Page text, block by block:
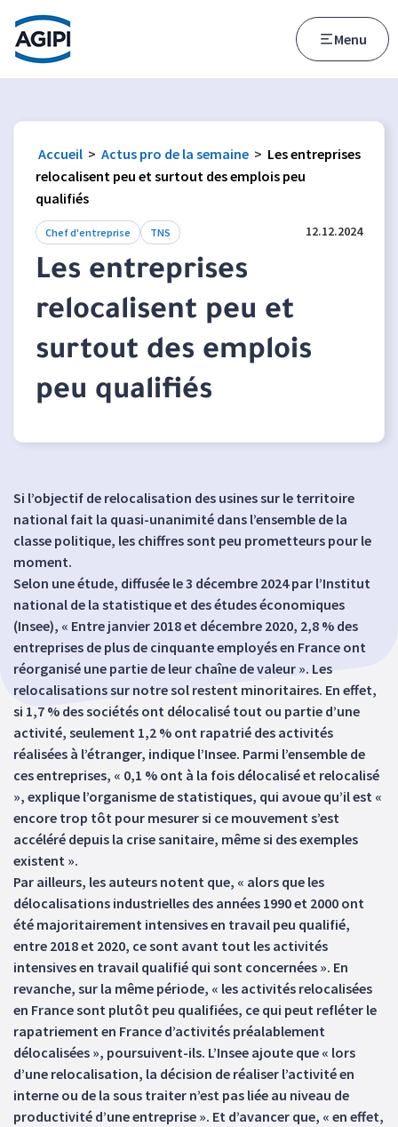
Accès au menu
Accès au contenu principal
Menu
Accueil > Actus pro de la semaine > Les entreprises
relocalisent peu et surtout des emplois peu
qualifiés
Chef d'entreprise TNS 12.12.2024
Les entreprises
relocalisent peu et
surtout des emplois
peu qualifiés
Si l’objectif de relocalisation des usines sur le territoire
national fait la quasi-unanimité dans l’ensemble de la
classe politique, les chiffres sont peu prometteurs pour le
moment.
Selon une étude, diffusée le 3 décembre 2024 par l’Institut
national de la statistique et des études économiques
(Insee), « Entre janvier 2018 et décembre 2020, 2,8 % des
entreprises de plus de cinquante employés en France ont
réorganisé une partie de leur chaîne de valeur ». Les
relocalisations sur notre sol restent minoritaires. En effet,
si 1,7 % des sociétés ont délocalisé tout ou partie d’une
activité, seulement 1,2 % ont rapatrié des activités
réalisées à l’étranger, indique l’Insee. Parmi l’ensemble de
ces entreprises, « 0,1 % ont à la fois délocalisé et relocalisé
», explique l’organisme de statistiques, qui avoue qu’il est «
encore trop tôt pour mesurer si ce mouvement s’est
accéléré depuis la crise sanitaire, même si des exemples
existent ».
Par ailleurs, les auteurs notent que, « alors que les
délocalisations industrielles des années 1990 et 2000 ont
été majoritairement intensives en travail peu qualifié,
entre 2018 et 2020, ce sont avant tout les activités
intensives en travail qualifié qui sont concernées ». En
revanche, sur la même période, « les activités relocalisées
en France sont plutôt peu qualifiées, ce qui peut refléter le
rapatriement en France d’activités préalablement
délocalisées », poursuivent-ils. L’Insee ajoute que « lors
d’une relocalisation, la décision de réaliser l’activité en
interne ou de la sous traiter n’est pas liée au niveau de
productivité d’une entreprise ». Et d’avancer que, « en effet,